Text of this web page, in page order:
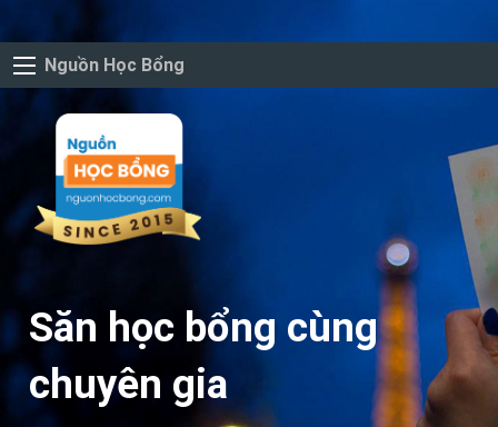
Nguồn Học Bổng
Săn học bổng cùng
chuyên gia